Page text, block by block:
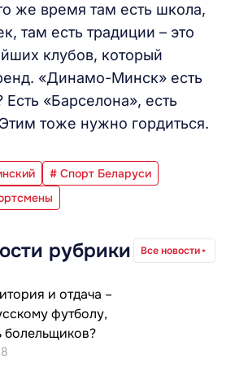
же время там есть школа,
там есть традиции – это
клубов, который
«Динамо-Минск» есть
«Барселона», есть
тоже нужно гордиться.
# Спорт Беларуси
рубрики Все новости